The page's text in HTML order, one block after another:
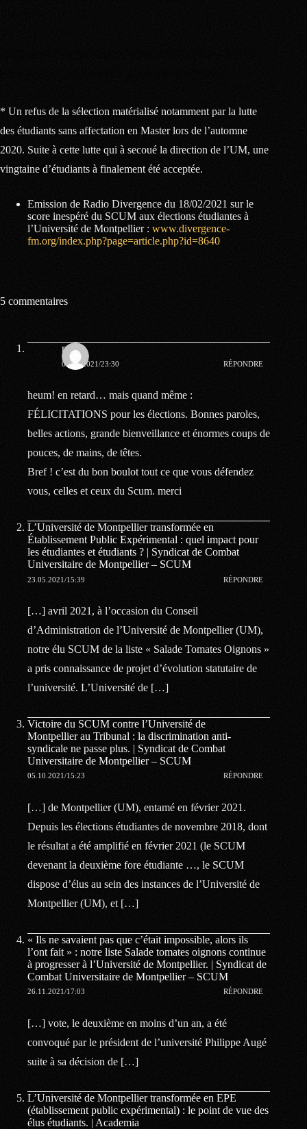
* Un refus de la sélection matérialisé notamment par la lutte
des étudiants sans affectation en Master lors de l’automne
2020. Suite à cette lutte qui à secoué la direction de l’UM, une
vingtaine d’étudiants à finalement été acceptée.
Emission de Radio Divergence du 18/02/2021 sur le
score inespéré du SCUM aux élections étudiantes à
l’Université de Montpellier : www.divergence-
fm.org/index.php?page=article.php?id=8640
5 commentaires
nana
01.03.2021/23:30 RÉPONDRE
heum! en retard… mais quand même :
FÉLICITATIONS pour les élections. Bonnes paroles,
belles actions, grande bienveillance et énormes coups de
pouces, de mains, de têtes.
Bref ! c’est du bon boulot tout ce que vous défendez
vous, celles et ceux du Scum. merci
L’Université de Montpellier transformée en
Établissement Public Expérimental : quel impact pour
les étudiantes et étudiants ? | Syndicat de Combat
Universitaire de Montpellier – SCUM
23.05.2021/15:39 RÉPONDRE
[…] avril 2021, à l’occasion du Conseil
d’Administration de l’Université de Montpellier (UM),
notre élu SCUM de la liste « Salade Tomates Oignons »
a pris connaissance de projet d’évolution statutaire de
l’université. L’Université de […]
Victoire du SCUM contre l’Université de
Montpellier au Tribunal : la discrimination anti-
syndicale ne passe plus. | Syndicat de Combat
Universitaire de Montpellier – SCUM
05.10.2021/15:23 RÉPONDRE
[…] de Montpellier (UM), entamé en février 2021.
Depuis les élections étudiantes de novembre 2018, dont
le résultat a été amplifié en février 2021 (le SCUM
devenant la deuxième fore étudiante …, le SCUM
dispose d’élus au sein des instances de l’Université de
Montpellier (UM), et […]
« Ils ne savaient pas que c’était impossible, alors ils
l’ont fait » : notre liste Salade tomates oignons continue
à progresser à l’Université de Montpellier. | Syndicat de
Combat Universitaire de Montpellier – SCUM
26.11.2021/17:03 RÉPONDRE
[…] vote, le deuxième en moins d’un an, a été
convoqué par le président de l’université Philippe Augé
suite à sa décision de […]
L’Université de Montpellier transformée en EPE
(établissement public expérimental) : le point de vue des
élus étudiants. | Academia